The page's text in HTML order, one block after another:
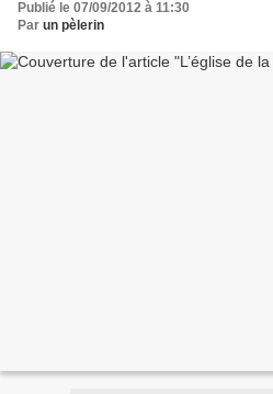
Publié le 07/09/2012 à 11:30
Par un pèlerin